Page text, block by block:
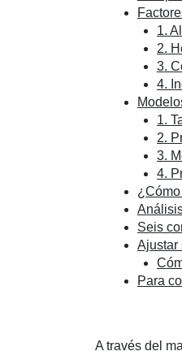
1.
2.
3.
4.
1.
2.
3.
4.
Seis
Ajustar
Para
A través del